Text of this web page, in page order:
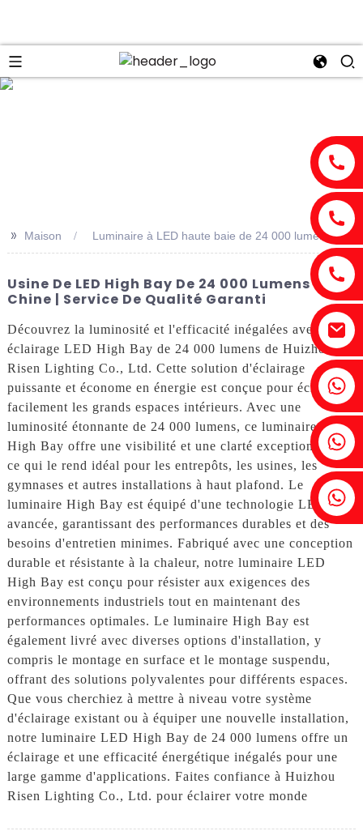
Fenia : +86 18607525299
Lierre : +86 18607522355
Tobin : +86 18818667168
>> Maison Luminaire à LED haute baie de 24 000 lumens
Usine De LED High Bay De 24 000 Lumens En
Chine | Service De Qualité Garanti
Découvrez la luminosité et l'efficacité inégalées avec notre
éclairage LED High Bay de 24 000 lumens de Huizhou
Risen Lighting Co., Ltd. Cette solution d'éclairage
puissante et économe en énergie est conçue pour éclairer
facilement les grands espaces intérieurs. Avec une
luminosité étonnante de 24 000 lumens, ce luminaire LED
High Bay offre une visibilité et une clarté exceptionnelles,
ce qui le rend idéal pour les entrepôts, les usines, les
gymnases et autres installations à haut plafond. Le
luminaire High Bay est équipé d'une technologie LED
avancée, garantissant des performances durables et des
besoins d'entretien minimes. Fabriqué avec une conception
durable et résistante à la chaleur, notre luminaire LED
High Bay est conçu pour résister aux exigences des
environnements industriels tout en maintenant des
performances optimales. Le luminaire High Bay est
également livré avec diverses options d'installation, y
compris le montage en surface et le montage suspendu,
offrant des solutions polyvalentes pour différents espaces.
Que vous cherchiez à mettre à niveau votre système
d'éclairage existant ou à équiper une nouvelle installation,
notre luminaire LED High Bay de 24 000 lumens offre un
éclairage et une efficacité énergétique inégalés pour une
large gamme d'applications. Faites confiance à Huizhou
Risen Lighting Co., Ltd. pour éclairer votre monde